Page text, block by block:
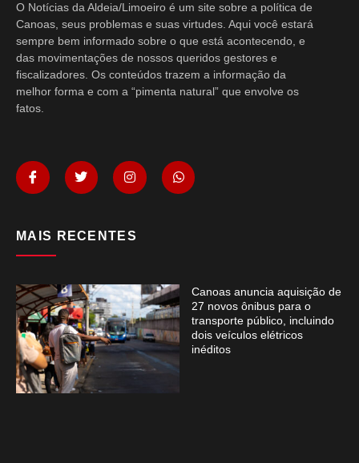
O Notícias da Aldeia/Limoeiro é um site sobre a política de
Canoas, seus problemas e suas virtudes. Aqui você estará
sempre bem informado sobre o que está acontecendo, e
das movimentações de nossos queridos gestores e
fiscalizadores. Os conteúdos trazem a informação da
melhor forma e com a “pimenta natural” que envolve os
fatos.
MAIS RECENTES
Canoas anuncia aquisição de
27 novos ônibus para o
transporte público, incluindo
dois veículos elétricos
inéditos